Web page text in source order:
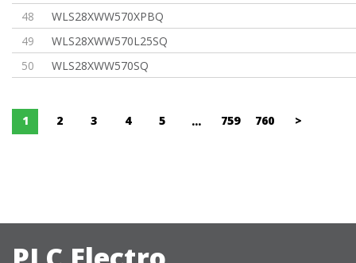
48
WLS28XWW570XPBQ
49
WLS28XWW570L25SQ
50
WLS28XWW570SQ
1 2 3 4 5 ... 759 760 >